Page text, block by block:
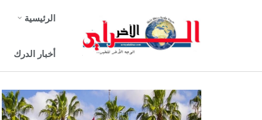
الرئيسية
أخبار الدرك